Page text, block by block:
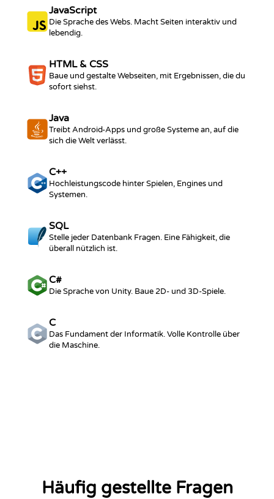
JavaScript
Die Sprache des Webs. Macht Seiten interaktiv und
lebendig.
HTML & CSS
Baue und gestalte Webseiten, mit Ergebnissen, die du
sofort siehst.
Java
Treibt Android-Apps und große Systeme an, auf die
sich die Welt verlässt.
C++
Hochleistungscode hinter Spielen, Engines und
Systemen.
SQL
Stelle jeder Datenbank Fragen. Eine Fähigkeit, die
überall nützlich ist.
C#
Die Sprache von Unity. Baue 2D- und 3D-Spiele.
C
Das Fundament der Informatik. Volle Kontrolle über
die Maschine.
Häufig gestellte Fragen